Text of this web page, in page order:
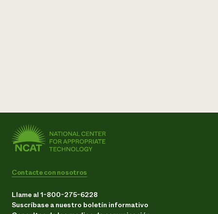
Contacte con nosotros
Llame al 1-800-275-6228
Suscríbase a nuestro boletín informativo